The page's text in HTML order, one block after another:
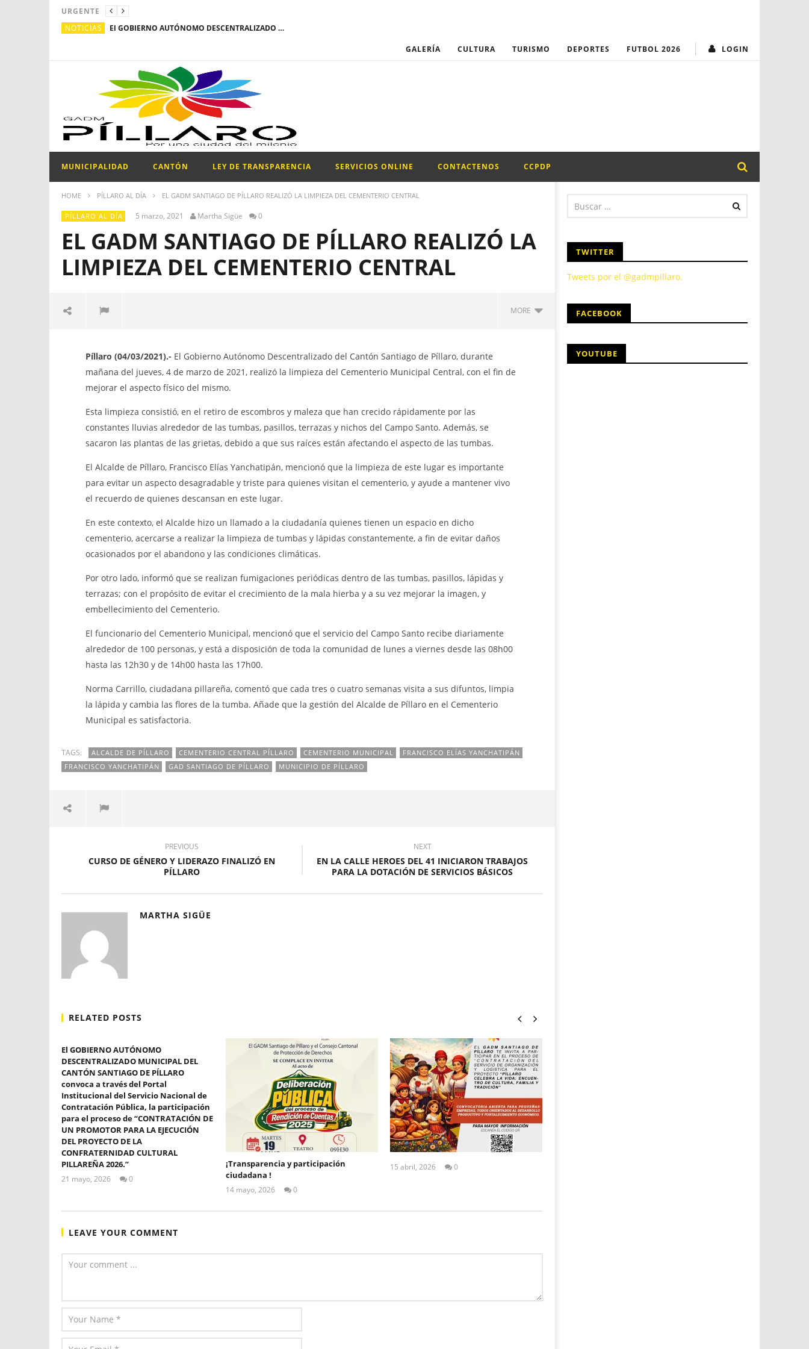
URGENTE
NOTICIAS
El GOBIERNO AUTÓNOMO DESCENTRALIZADO MUNICIPAL DEL CANTÓN SANTIAGO DE PÍLLARO convoca a través del Portal Institucional del Servicio Nacional de Contratación Pública, la participación para el proceso de “CONTRATACIÓN DE UN PROMOTOR PARA LA EJECUCIÓN DEL PROYECTO DE LA CONFRATERNIDAD CULTURAL PILLAREÑA 2026.”
LOGIN
GALERÍA CULTURA TURISMO DEPORTES FUTBOL 2026
MUNICIPALIDAD CANTÓN LEY DE TRANSPARENCIA SERVICIOS ONLINE CONTACTENOS CCPDP
HOME PÍLLARO AL DÍA EL GADM SANTIAGO DE PÍLLARO REALIZÓ LA LIMPIEZA DEL CEMENTERIO CENTRAL
PÍLLARO AL DÍA 5 marzo, 2021 Martha Sigüe 0
EL GADM SANTIAGO DE PÍLLARO REALIZÓ LA
LIMPIEZA DEL CEMENTERIO CENTRAL
MORE
REALIZÓ LA LIMPIEZA DEL
CEMENTERIO CENTRAL
marzo,
Martha
Sigüe
DESCENTRALIZADO MUNICIPAL DEL
CANTÓN SANTIAGO DE PÍLLARO
convoca a través del Portal
Institucional del Servicio Nacional
participación para el proceso de
“CONTRATACIÓN DE UN PROMOTOR
PARA LA EJECUCIÓN DEL PROYECTO
DE LA CONFRATERNIDAD CULTURAL
5
marzo,
Martha
¡Transparencia y participación
ciudadana !
Sigüe
Píllaro (04/03/2021).- El Gobierno Autónomo Descentralizado del Cantón Santiago de Píllaro, durante
mañana del jueves, 4 de marzo de 2021, realizó la limpieza del Cementerio Municipal Central, con el fin de
mejorar el aspecto físico del mismo.
Esta limpieza consistió, en el retiro de escombros y maleza que han crecido rápidamente por las
constantes lluvias alrededor de las tumbas, pasillos, terrazas y nichos del Campo Santo. Además, se
sacaron las plantas de las grietas, debido a que sus raíces están afectando el aspecto de las tumbas.
El Alcalde de Píllaro, Francisco Elías Yanchatipán, mencionó que la limpieza de este lugar es importante
para evitar un aspecto desagradable y triste para quienes visitan el cementerio, y ayude a mantener vivo
el recuerdo de quienes descansan en este lugar.
En este contexto, el Alcalde hizo un llamado a la ciudadanía quienes tienen un espacio en dicho
cementerio, acercarse a realizar la limpieza de tumbas y lápidas constantemente, a fin de evitar daños
ocasionados por el abandono y las condiciones climáticas.
Por otro lado, informó que se realizan fumigaciones periódicas dentro de las tumbas, pasillos, lápidas y
terrazas; con el propósito de evitar el crecimiento de la mala hierba y a su vez mejorar la imagen, y
embellecimiento del Cementerio.
El funcionario del Cementerio Municipal, mencionó que el servicio del Campo Santo recibe diariamente
alrededor de 100 personas, y está a disposición de toda la comunidad de lunes a viernes desde las 08h00
hasta las 12h30 y de 14h00 hasta las 17h00.
Norma Carrillo, ciudadana pillareña, comentó que cada tres o cuatro semanas visita a sus difuntos, limpia
la lápida y cambia las flores de la tumba. Añade que la gestión del Alcalde de Píllaro en el Cementerio
Municipal es satisfactoria.
TAGS: ALCALDE DE PÍLLARO CEMENTERIO CENTRAL PÍLLARO CEMENTERIO MUNICIPAL
FRANCISCO ELÍAS YANCHATIPÁN
FRANCISCO YANCHATIPÁN
GAD SANTIAGO DE PÍLLARO MUNICIPIO DE PÍLLARO
PREVIOUS
CURSO DE GÉNERO Y LIDERAZO FINALIZÓ EN
PÍLLARO
NEXT
EN LA CALLE HEROES DEL 41 INICIARON TRABAJOS
PARA LA DOTACIÓN DE SERVICIOS BÁSICOS
MARTHA SIGÜE
RELATED POSTS
El GOBIERNO AUTÓNOMO
DESCENTRALIZADO MUNICIPAL DEL
CANTÓN SANTIAGO DE PÍLLARO
convoca a través del Portal
Institucional del Servicio Nacional de
Contratación Pública, la participación
para el proceso de “CONTRATACIÓN DE
UN PROMOTOR PARA LA EJECUCIÓN
DEL PROYECTO DE LA
CONFRATERNIDAD CULTURAL
PILLAREÑA 2026.”
21 mayo, 2026
0
¡Transparencia y participación
ciudadana !
14 mayo, 2026
TIGSE
0
15 abril, 2026
0
LEAVE YOUR COMMENT
TWITTER
Tweets por el @gadmpillaro.
FACEBOOK
YOUTUBE